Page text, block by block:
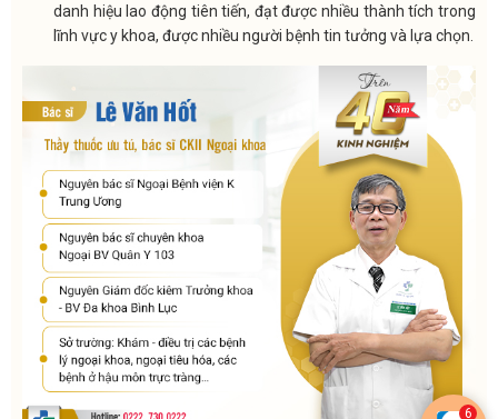
danh hiệu lao động tiên tiến, đạt được nhiều thành tích trong
lĩnh vực y khoa, được nhiều người bệnh tin tưởng và lựa chọn.